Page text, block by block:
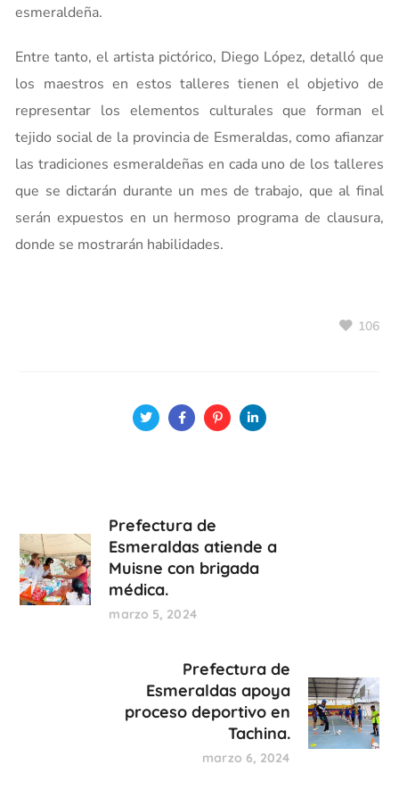
esmeraldeña.
Entre tanto, el artista pictórico, Diego López, detalló que
los maestros en estos talleres tienen el objetivo de
representar los elementos culturales que forman el
tejido social de la provincia de Esmeraldas, como afianzar
las tradiciones esmeraldeñas en cada uno de los talleres
que se dictarán durante un mes de trabajo, que al final
serán expuestos en un hermoso programa de clausura,
donde se mostrarán habilidades.
106
Prefectura de
Esmeraldas atiende a
Muisne con brigada
médica.
marzo 5, 2024
Prefectura de
Esmeraldas apoya
proceso deportivo en
Tachina.
marzo 6, 2024